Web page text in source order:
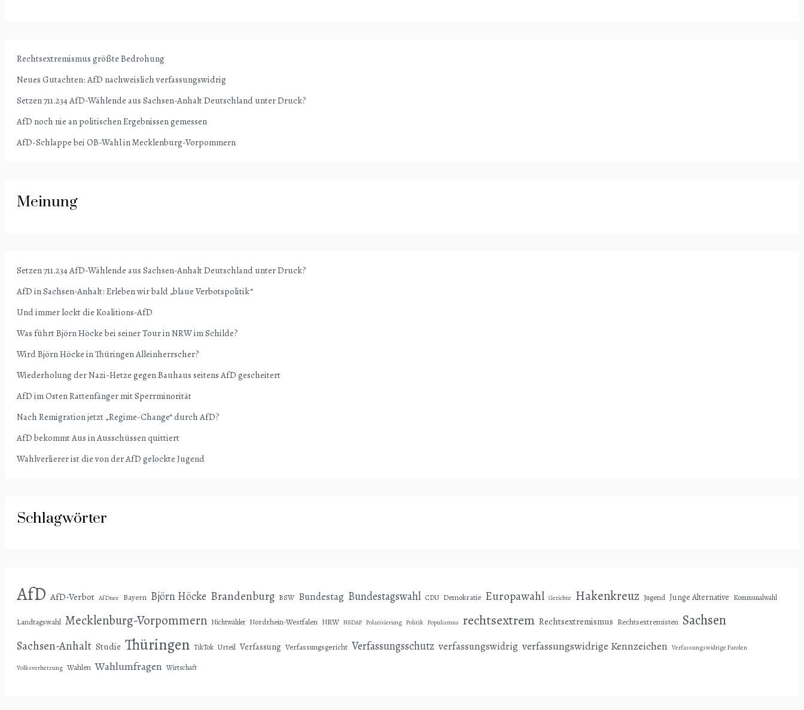
Rechtsextremismus größte Bedrohung
Neues Gutachten: AfD nachweislich verfassungswidrig
Setzen 711.234 AfD-Wählende aus Sachsen-Anhalt Deutschland unter Druck?
AfD noch nie an politischen Ergebnissen gemessen
AfD-Schlappe bei OB-Wahl in Mecklenburg-Vorpommern
Meinung
Setzen 711.234 AfD-Wählende aus Sachsen-Anhalt Deutschland unter Druck?
AfD in Sachsen-Anhalt: Erleben wir bald „blaue Verbotspolitik“
Und immer lockt die Koalitions-AfD
Was führt Björn Höcke bei seiner Tour in NRW im Schilde?
Wird Björn Höcke in Thüringen Alleinherrscher?
Wiederholung der Nazi-Hetze gegen Bauhaus seitens AfD gescheitert
AfD im Osten Rattenfänger mit Sperrminorität
Nach Remigration jetzt „Regime-Change“ durch AfD?
AfD bekommt Aus in Ausschüssen quittiert
Wahlverlierer ist die von der AfD gelockte Jugend
Schlagwörter
AfD AfD-Verbot AfDnee Bayern Björn Höcke Brandenburg BSW Bundestag Bundestagswahl CDU Demokratie Europawahl Gerichte Hakenkreuz Jugend Junge Alternative Kommunalwahl
Landtagswahl Mecklenburg-Vorpommern Nichtwähler Nordrhein-Westfalen NRW NSDAP Polarisierung Politik Populismus rechtsextrem Rechtsextremismus Rechtsextremisten Sachsen
Sachsen-Anhalt Studie Thüringen TikTok Urteil Verfassung Verfassungsgericht Verfassungsschutz verfassungswidrig verfassungswidrige Kennzeichen Verfassungswidrige Parolen
Volksverhetzung Wahlen Wahlumfragen Wirtschaft